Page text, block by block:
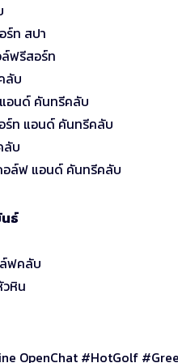
ร์ท สปา
ล์ฟรีสอร์ท
ลับ
อนด์ คันทรีคลับ
ร์ท แอนด์ คันทรีคลับ
ลับ
อล์ฟ แอนด์ คันทรีคลับ
ธ์
ฟคลับ
หิน
OpenChat #HotGolf